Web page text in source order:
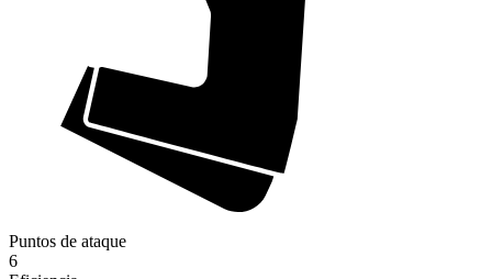
Puntos de ataque
6